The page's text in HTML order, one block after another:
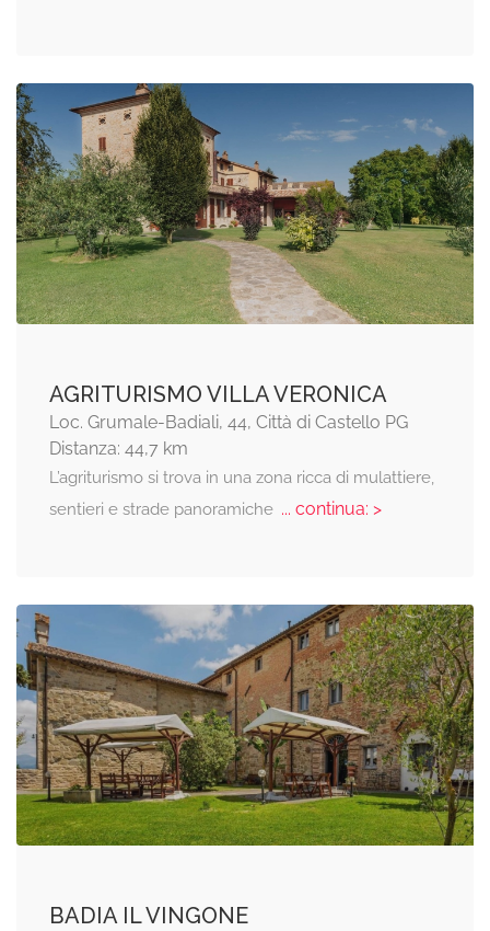
AGRITURISMO VILLA VERONICA
Loc. Grumale-Badiali, 44, Città di Castello PG
Distanza: 44,7 km
L’agriturismo si trova in una zona ricca di mulattiere,
sentieri e strade panoramiche... continua: >
BADIA IL VINGONE